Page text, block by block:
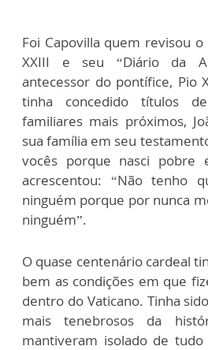
Foi Capovilla quem revisou
XXIII e seu “Diário da
antecessor do pontífice, Pio
tinha concedido títulos
familiares mais próximos,
sua família em seu
vocês porque nasci pobre
acrescentou: “Não tenho
ninguém porque por nunca
ninguém”.
O quase centenário cardeal
bem as condições em que
dentro do Vaticano. Tinha
mais tenebrosos da
mantiveram isolado de